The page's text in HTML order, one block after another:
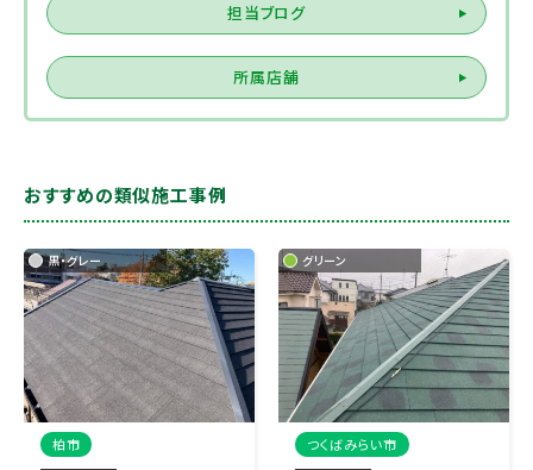
担当ブログ
所属店舗
おすすめの類似施工事例
黒・グレー
柏市
グリーン
つくばみらい市